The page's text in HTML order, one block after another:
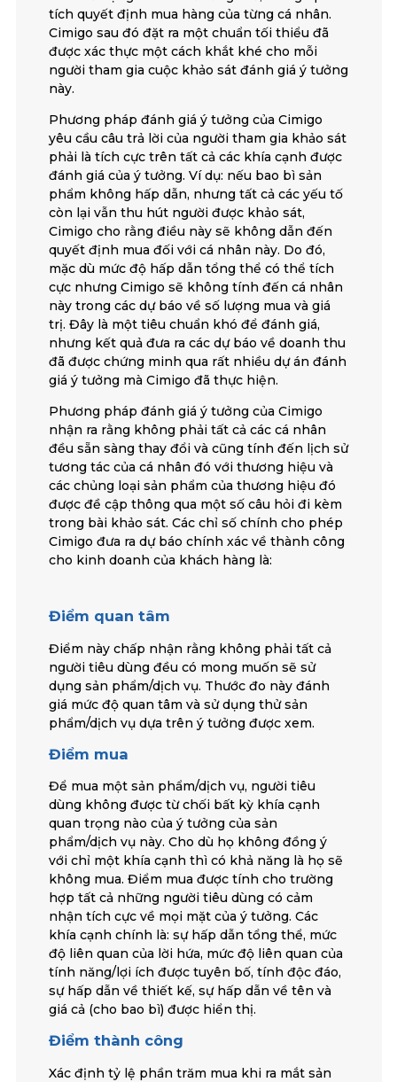
tích quyết định mua hàng của từng cá nhân.
Cimigo sau đó đặt ra một chuẩn tối thiểu đã
được xác thực một cách khắt khé cho mỗi
người tham gia cuộc khảo sát đánh giá ý tưởng
này.
Phương pháp đánh giá ý tưởng của Cimigo
yêu cầu câu trả lời của người tham gia khảo sát
phải là tích cực trên tất cả các khía cạnh được
đánh giá của ý tưởng. Ví dụ: nếu bao bì sản
phẩm không hấp dẫn, nhưng tất cả các yếu tố
còn lại vẫn thu hút người được khảo sát,
Cimigo cho rằng điều này sẽ không dẫn đến
quyết định mua đối với cá nhân này. Do đó,
mặc dù mức độ hấp dẫn tổng thể có thể tích
cực nhưng Cimigo sẽ không tính đến cá nhân
này trong các dự báo về số lượng mua và giá
trị. Đây là một tiêu chuẩn khó để đánh giá,
nhưng kết quả đưa ra các dự báo về doanh thu
đã được chứng minh qua rất nhiều dự án đánh
giá ý tưởng mà Cimigo đã thực hiện.
Phương pháp đánh giá ý tưởng của Cimigo
nhận ra rằng không phải tất cả các cá nhân
đều sẵn sàng thay đổi và cũng tính đến lịch sử
tương tác của cá nhân đó với thương hiệu và
các chủng loại sản phẩm của thương hiệu đó
được đề cập thông qua một số câu hỏi đi kèm
trong bài khảo sát. Các chỉ số chính cho phép
Cimigo đưa ra dự báo chính xác về thành công
cho kinh doanh của khách hàng là:
Điểm quan tâm
Điểm này chấp nhận rằng không phải tất cả
người tiêu dùng đều có mong muốn sẽ sử
dụng sản phẩm/dịch vụ. Thước đo này đánh
giá mức độ quan tâm và sử dụng thử sản
phẩm/dịch vụ dựa trên ý tưởng được xem.
Điểm mua
Để mua một sản phẩm/dịch vụ, người tiêu
dùng không được từ chối bất kỳ khía cạnh
quan trọng nào của ý tưởng của sản
phẩm/dịch vụ này. Cho dù họ không đồng ý
với chỉ một khía cạnh thì có khả năng là họ sẽ
không mua. Điểm mua được tính cho trường
hợp tất cả những người tiêu dùng có cảm
nhận tích cực về mọi mặt của ý tưởng. Các
khía cạnh chính là: sự hấp dẫn tổng thể, mức
độ liên quan của lời hứa, mức độ liên quan của
tính năng/lợi ích được tuyên bố, tính độc đáo,
sự hấp dẫn về thiết kế, sự hấp dẫn về tên và
giá cả (cho bao bì) được hiển thị.
Điểm thành công
Xác định tỷ lệ phần trăm mua khi ra mắt sản